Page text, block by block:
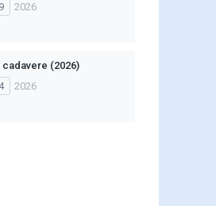
2026
cadavere (2026)
2026